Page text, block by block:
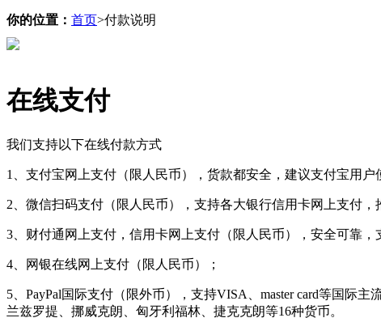
你的位置： 首页>付款说明
在线支付
我们支持以下在线付款方式
1、支付宝网上支付（限人民币），货款都安全，建议支付宝用户
2、微信扫码支付（限人民币），支持各大银行信用卡网上支付，
3、财付通网上支付，信用卡网上支付（限人民币），安全可靠，
4、网银在线网上支付（限人民币）；
5、PayPal国际支付（限外币），支持VISA、master card等国际
兰兹罗提、挪威克朗、匈牙利福林、捷克克朗等16种货币。